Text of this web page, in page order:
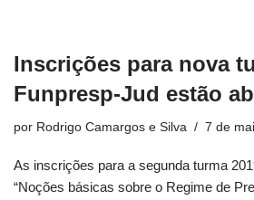
Inscrições para nova
Funpresp-Jud estão
por Rodrigo Camargos e Silva 7 de
As inscrições para a segunda turma
“Noções básicas sobre o Regime de